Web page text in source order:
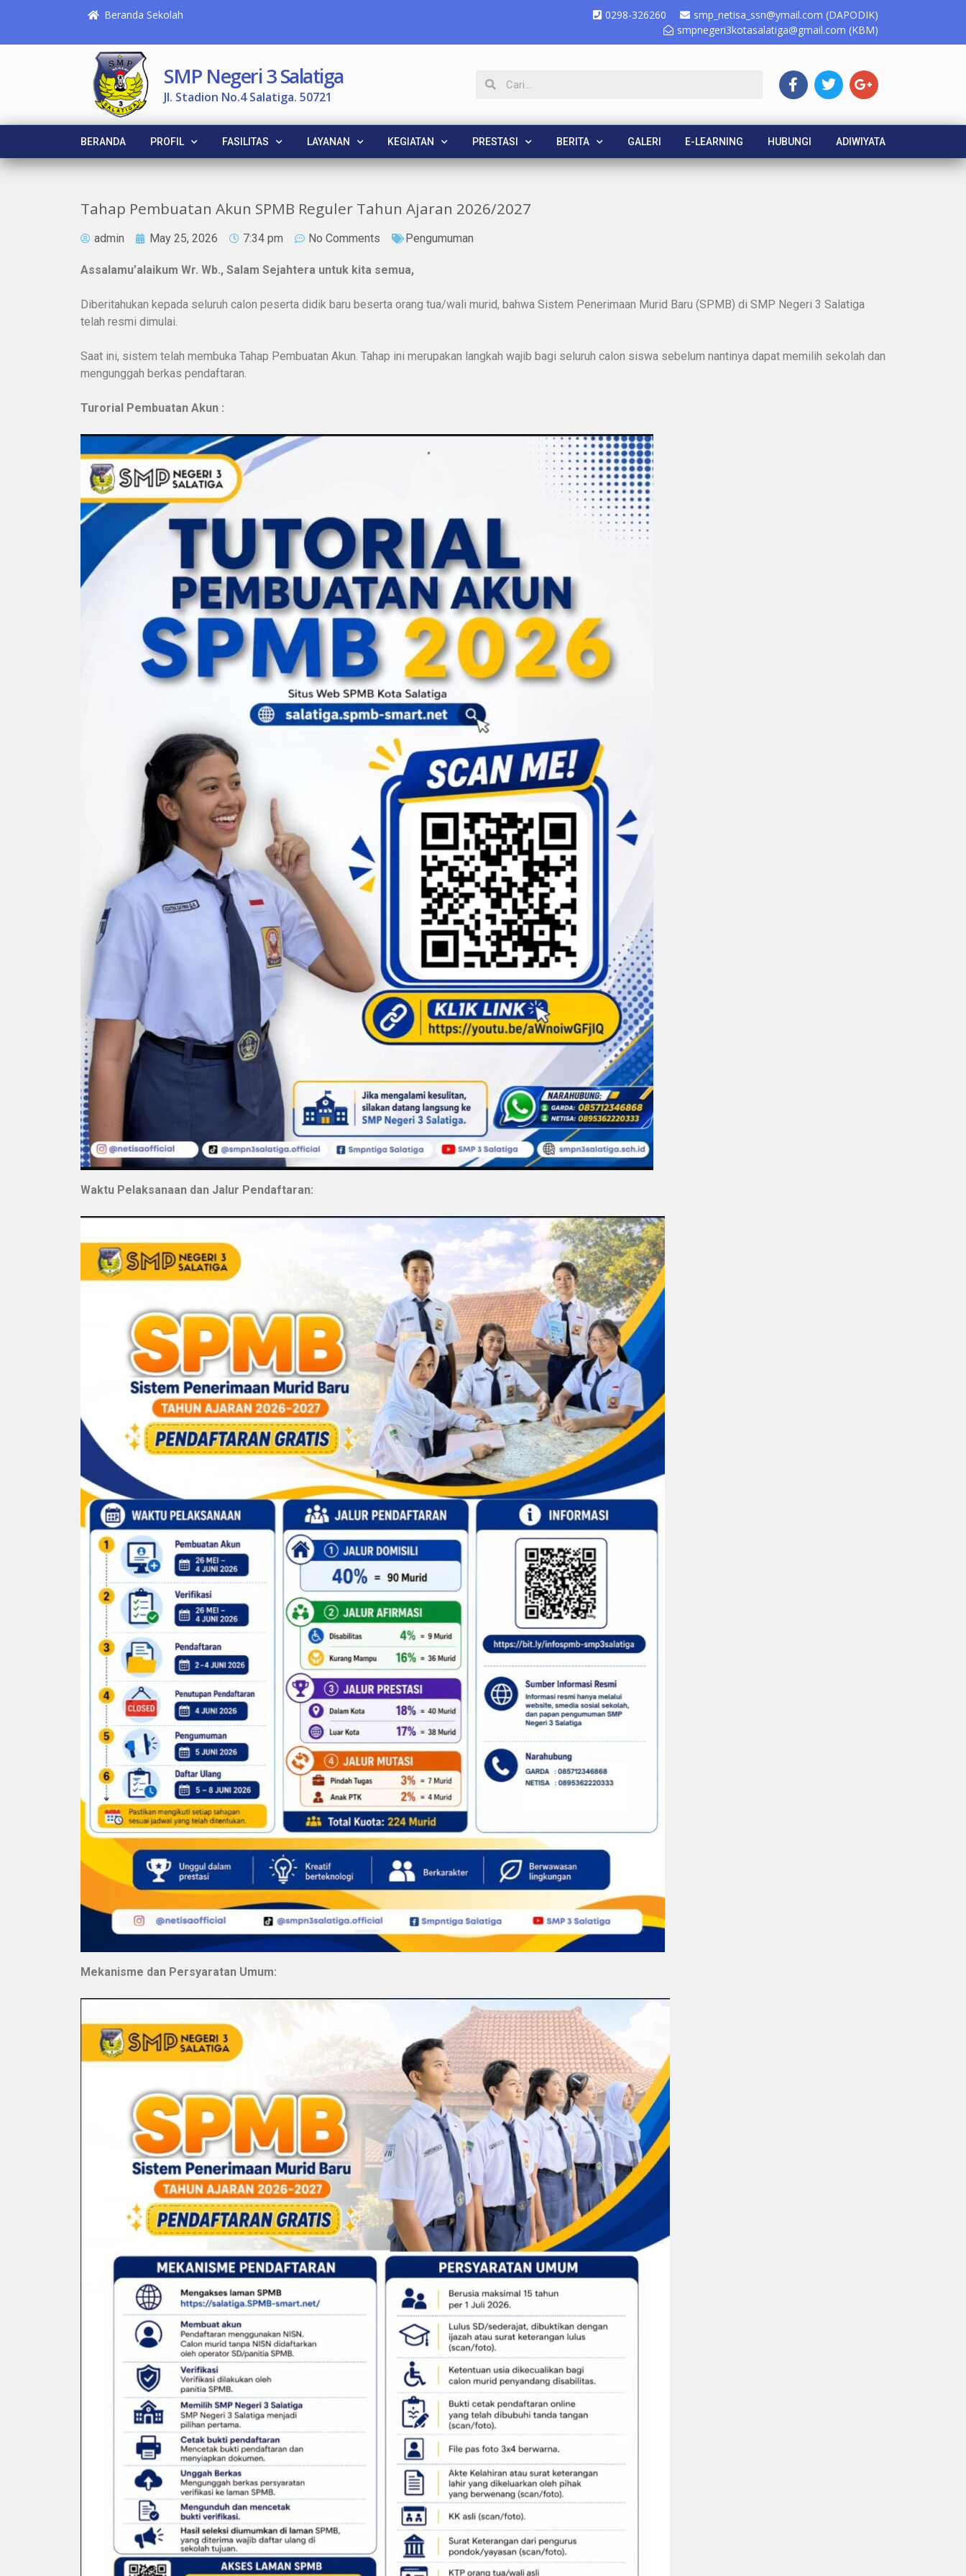
Beranda Sekolah 0298-326260
smp_netisa_ssn@ymail.com (DAPODIK)
smpnegeri3kotasalatiga@gmail.com (KBM)
SMP Negeri 3 Salatiga
Jl. Stadion No.4 Salatiga. 50721
BERANDA PROFIL FASILITAS LAYANAN KEGIATAN PRESTASI BERITA GALERI E-LEARNING HUBUNGI ADIWIYATA
Tahap Pembuatan Akun SPMB Reguler Tahun Ajaran 2026/2027
admin May 25, 2026 7:34 pm No Comments Pengumuman
Assalamu’alaikum Wr. Wb., Salam Sejahtera untuk kita semua,
Diberitahukan kepada seluruh calon peserta didik baru beserta orang tua/wali murid, bahwa Sistem Penerimaan Murid Baru (SPMB) di SMP Negeri 3 Salatiga
telah resmi dimulai.
Saat ini, sistem telah membuka Tahap Pembuatan Akun. Tahap ini merupakan langkah wajib bagi seluruh calon siswa sebelum nantinya dapat memilih sekolah dan
mengunggah berkas pendaftaran.
Turorial Pembuatan Akun :
Waktu Pelaksanaan dan Jalur Pendaftaran:
Mekanisme dan Persyaratan Umum: